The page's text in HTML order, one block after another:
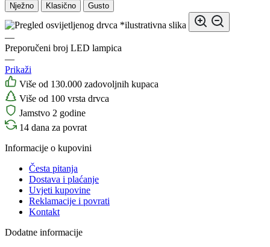
Nježno Klasično Gusto
*ilustrativna slika
—
Preporučeni broj LED lampica
—
Prikaži
Više od 130.000 zadovoljnih kupaca
Više od 100 vrsta drvca
Jamstvo 2 godine
14 dana za povrat
Informacije o kupovini
Česta pitanja
Dostava i plaćanje
Uvjeti kupovine
Reklamacije i povrati
Kontakt
Dodatne informacije